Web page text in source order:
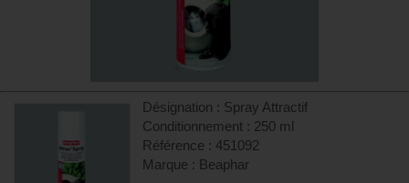
Désignation : Spray Attractif
Conditionnement : 250 ml
Référence : 451092
Marque : Beaphar